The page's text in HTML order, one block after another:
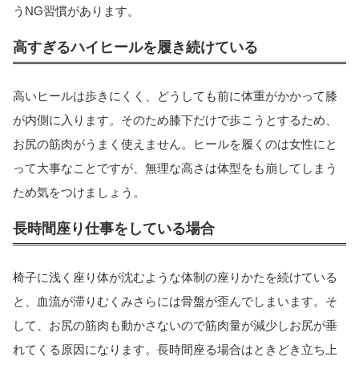
うNG習慣があります。
高すぎるハイヒールを履き続けている
高いヒールは歩きにくく、どうしても前に体重がかかって膝
が内側に入ります。そのため膝下だけで歩こうとするため、
お尻の筋肉がうまく使えません。ヒールを履くのは女性にと
って大事なことですが、無理な高さは体型をも崩してしまう
ため気をつけましょう。
長時間座り仕事をしている場合
椅子に浅く座り体が沈むような体制の座りかたを続けている
と、血流が滞りむくみさらには骨盤が歪んでしまいます。そ
して、お尻の筋肉も動かさないので筋肉量が減少しお尻が垂
れてくる原因になります。長時間座る場合はときどき立ち上